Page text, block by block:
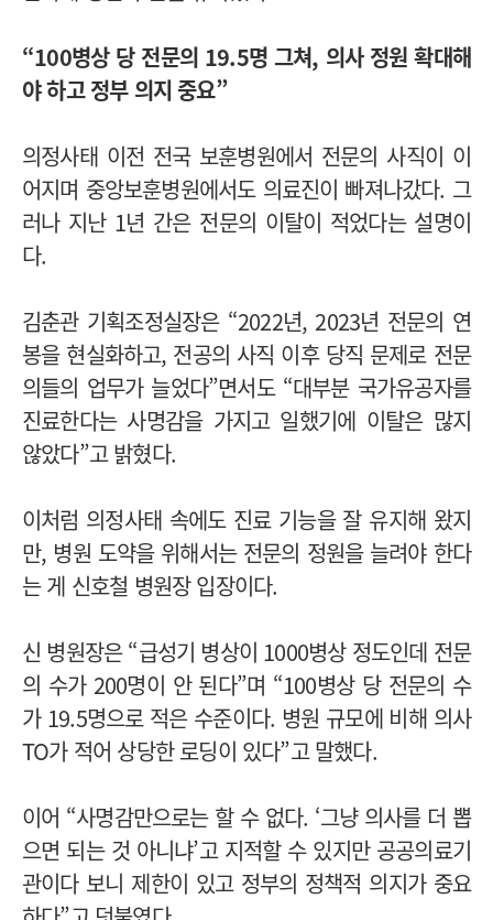
“100병상 당 전문의 19.5명 그쳐, 의사 정원 확대해
야 하고 정부 의지 중요”
의정사태 이전 전국 보훈병원에서 전문의 사직이 이
어지며 중앙보훈병원에서도 의료진이 빠져나갔다. 그
러나 지난 1년 간은 전문의 이탈이 적었다는 설명이
다.
김춘관 기획조정실장은 “2022년, 2023년 전문의 연
봉을 현실화하고, 전공의 사직 이후 당직 문제로 전문
의들의 업무가 늘었다”면서도 “대부분 국가유공자를
진료한다는 사명감을 가지고 일했기에 이탈은 많지
않았다”고 밝혔다.
이처럼 의정사태 속에도 진료 기능을 잘 유지해 왔지
만, 병원 도약을 위해서는 전문의 정원을 늘려야 한다
는 게 신호철 병원장 입장이다.
신 병원장은 “급성기 병상이 1000병상 정도인데 전문
의 수가 200명이 안 된다”며 “100병상 당 전문의 수
가 19.5명으로 적은 수준이다. 병원 규모에 비해 의사
TO가 적어 상당한 로딩이 있다”고 말했다.
이어 “사명감만으로는 할 수 없다. ‘그냥 의사를 더 뽑
으면 되는 것 아니냐’고 지적할 수 있지만 공공의료기
관이다 보니 제한이 있고 정부의 정책적 의지가 중요